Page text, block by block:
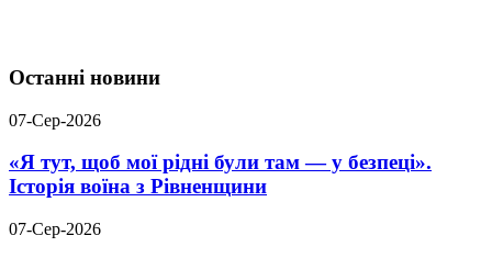
Останні новини
07-Сер-2026
«Я тут, щоб мої рідні були там — у безпеці».
Історія воїна з Рівненщини
07-Сер-2026